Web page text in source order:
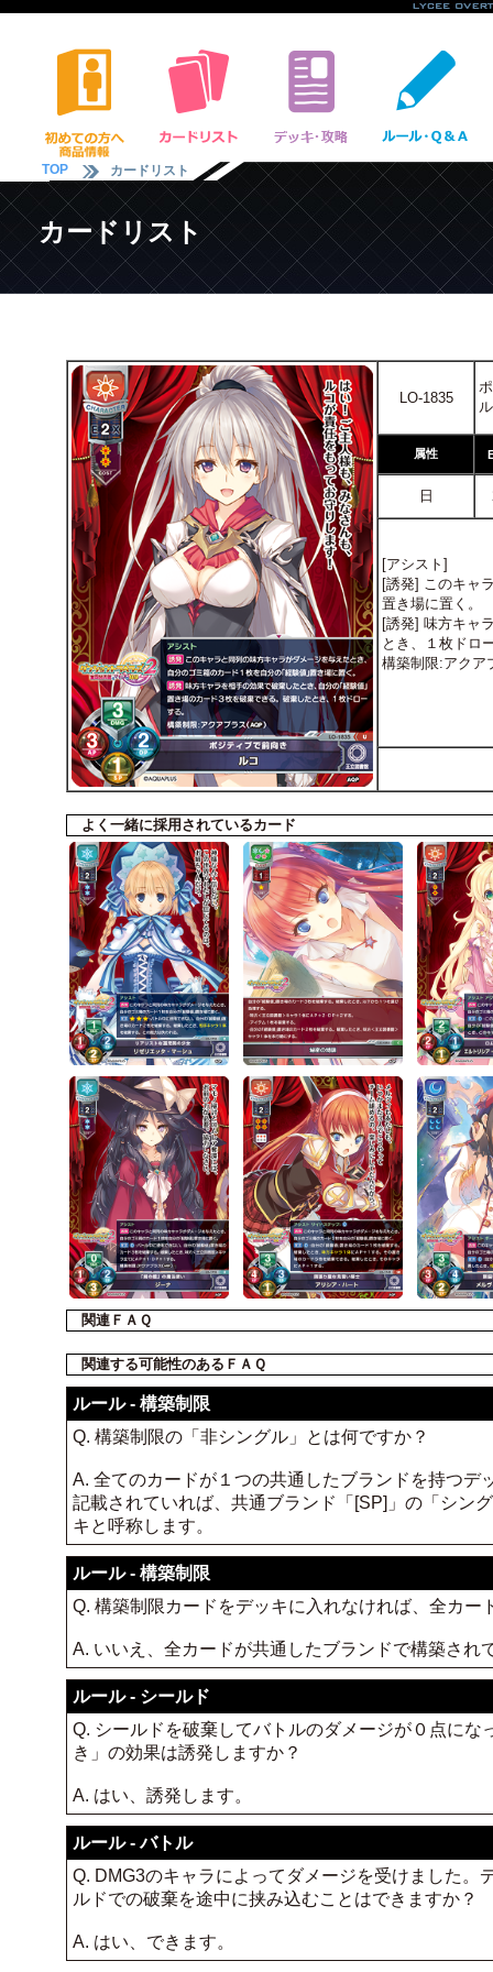
TOP カードリスト
カードリスト
LO-1835
属性
日
[アシスト]
[誘発] このキャ
置き場に置く。
[誘発] 味方キャ
とき、１枚ドロ
構築制限:アクア
よく一緒に採用されているカード
関連ＦＡＱ
関連する可能性のあるＦＡＱ
ルール - 構築制限
Q. 構築制限の「非シングル」とは何ですか？
A. 全てのカードが１つの共通したブランドを持つ
記載されていれば、共通ブランド「[SP]」の「シン
キと呼称します。
ルール - 構築制限
Q. 構築制限カードをデッキに入れなければ、全カ
A. いいえ、全カードが共通したブランドで構築され
ルール - シールド
Q. シールドを破棄してバトルのダメージが０点に
き」の効果は誘発しますか？
A. はい、誘発します。
ルール - バトル
Q. DMG3のキャラによってダメージを受けました
ルドでの破棄を途中に挟み込むことはできますか？
A. はい、できます。